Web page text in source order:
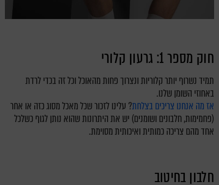
חוק מספר 1: גרעון קלורי
תמיד נשרוף יותר קלוריות ונצרוך פחות מהאוכל וכל זה בכדי לרדת
באחוזי השומן שלנו.
אז מה אנחנו צריכים בצלחת? עלינו לזכור שכל מאכל מסוג כזה או אחר
(פחמימות, חלבונים ושומנים) יש את היתרונות שהוא נותן לגוף כשלכל
אחד מהם צריכה כמותית ואיכותית מסוימת.
חלבון בחיטוב